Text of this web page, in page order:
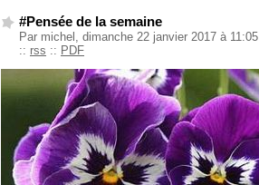
#Pensée de la semaine
Par michel, dimanche 22 janvier 2017 à 11:05
:: rss :: PDF